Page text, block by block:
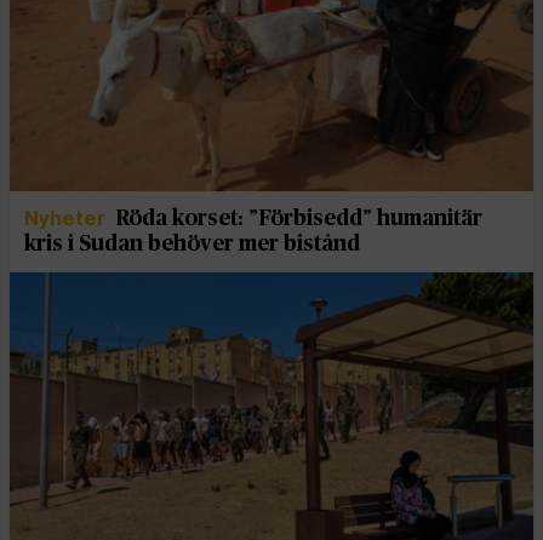
Nyheter Röda korset: ”Förbisedd” humanitär
kris i Sudan behöver mer bistånd